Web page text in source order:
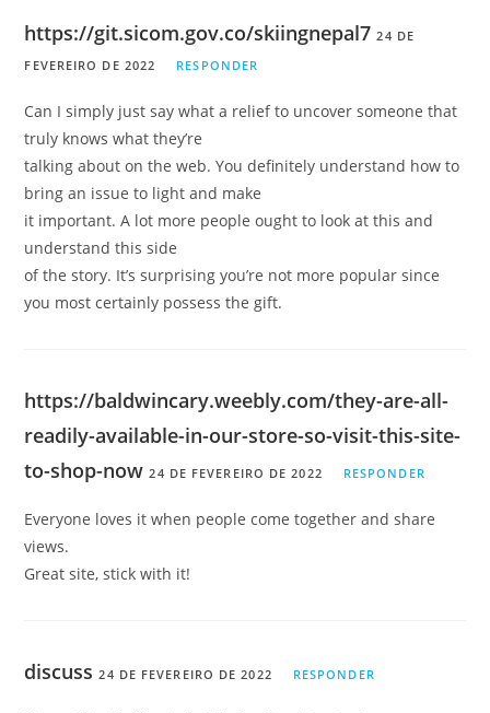
https://git.sicom.gov.co/skiingnepal7 24 DE
FEVEREIRO DE 2022
RESPONDER
Can I simply just say what a relief to uncover someone that
truly knows what they’re
talking about on the web. You definitely understand how to
bring an issue to light and make
it important. A lot more people ought to look at this and
understand this side
of the story. It’s surprising you’re not more popular since
you most certainly possess the gift.
https://baldwincary.weebly.com/they-are-all-
readily-available-in-our-store-so-visit-this-site-
to-shop-now 24 DE FEVEREIRO DE 2022 RESPONDER
Everyone loves it when people come together and share
views.
Great site, stick with it!
discuss 24 DE FEVEREIRO DE 2022 RESPONDER